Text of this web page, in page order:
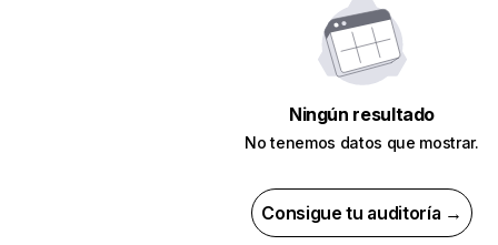
Ningún resultado
No tenemos datos que mostrar.
Consigue tu auditoría →